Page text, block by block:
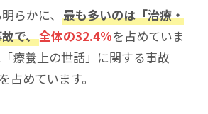
らかに、最も多いのは「治療・
で、全体の32.4%を占めていま
療養上の世話」に関する事故
占めています。